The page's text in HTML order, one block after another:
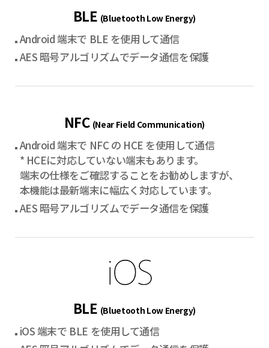
BLE (Bluetooth Low Energy)
Android 端末で BLE を使用して通信
AES 暗号アルゴリズムでデータ通信を保護
NFC (Near Field Communication)
Android 端末で NFC の HCE を使用して通信
* HCEに対応していない端末もあります。
端末の仕様をご確認することをお勧めしますが、
本機能は最新端末に幅広く対応しています。
AES 暗号アルゴリズムでデータ通信を保護
BLE (Bluetooth Low Energy)
iOS 端末で BLE を使用して通信